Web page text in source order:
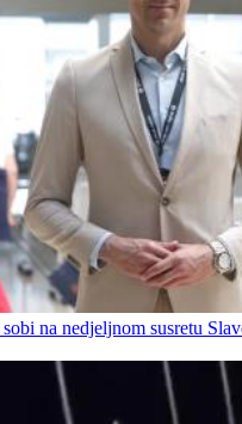
na nedjeljnom susretu